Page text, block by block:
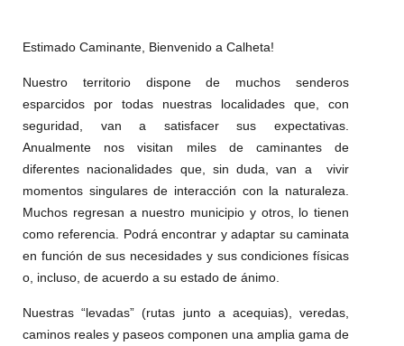
Estimado Caminante, Bienvenido a Calheta!
Nuestro territorio dispone de muchos senderos
esparcidos por todas nuestras localidades que, con
seguridad, van a satisfacer sus expectativas.
Anualmente nos visitan miles de caminantes de
diferentes nacionalidades que, sin duda, van a vivir
momentos singulares de interacción con la naturaleza.
Muchos regresan a nuestro municipio y otros, lo tienen
como referencia. Podrá encontrar y adaptar su caminata
en función de sus necesidades y sus condiciones físicas
o, incluso, de acuerdo a su estado de ánimo.
Nuestras “levadas” (rutas junto a acequias), veredas,
caminos reales y paseos componen una amplia gama de